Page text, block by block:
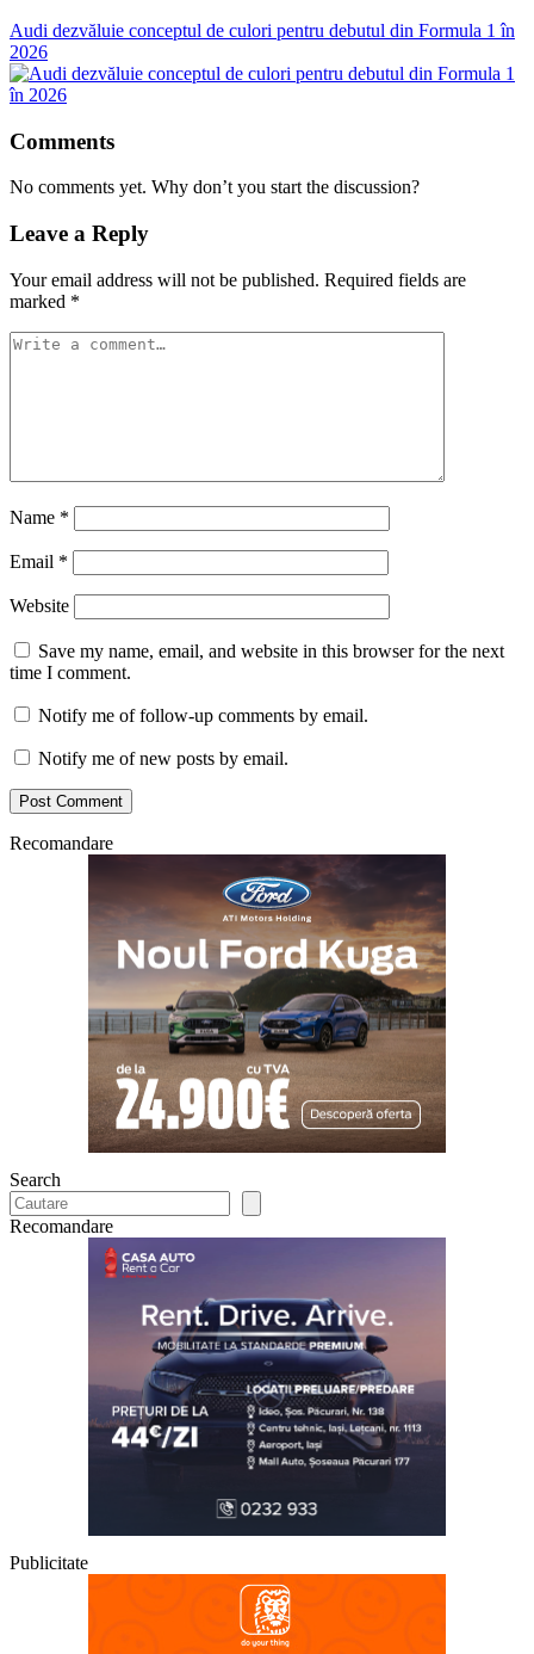
Audi dezvăluie conceptul de culori pentru debutul din Formula 1 în
2026
Comments
No comments yet. Why don’t you start the discussion?
Leave a Reply
Your email address will not be published. Required fields are
marked *
Name *
Email *
Website
Save my name, email, and website in this browser for the next
time I comment.
Notify me of follow-up comments by email.
Notify me of new posts by email.
Recomandare
Search
Recomandare
Publicitate